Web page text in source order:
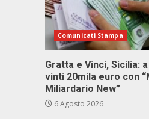
Comunicati Stampa
Gratta e Vinci, Sicilia:
vinti 20mila euro con
Miliardario New”
6 Agosto 2026